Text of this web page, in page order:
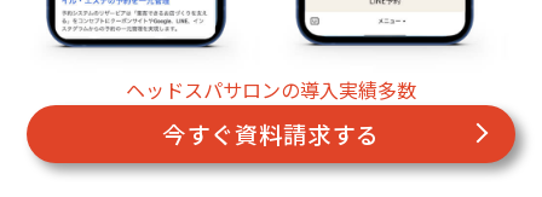
ヘッドスパサロンの導入実績多数
今すぐ資料請求する